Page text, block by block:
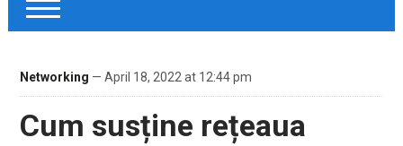
Networking — April 18, 2022 at 12:44 pm
Cum susține rețeaua